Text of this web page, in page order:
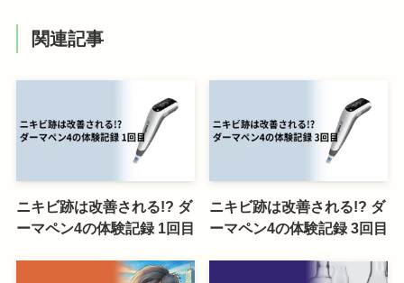
関連記事
ニキビ跡は改善される!? ダ
ーマペン4の体験記録 1回目
ニキビ跡は改善される!? ダ
ーマペン4の体験記録 3回目